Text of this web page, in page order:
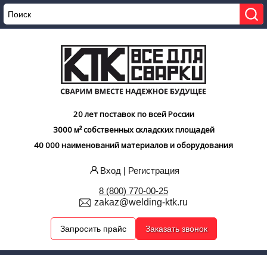
20 лет поставок по всей России
3000 м² собственных складских площадей
40 000 наименований материалов и оборудования
Вход | Регистрация
8 (800) 770-00-25
zakaz@welding-ktk.ru
Запросить прайс Заказать звонок